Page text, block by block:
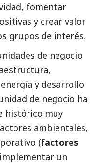
fomentar
y crear valor
grupos de interés.
de negocio
y desarrollo
de negocio ha
histórico muy
ambientales,
(factores
un